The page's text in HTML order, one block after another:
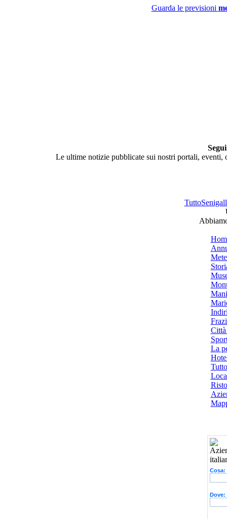
Guarda le previsioni
Le ultime notizie pubblicate sui nostri portali,
Città
La
Cosa:
Dove: